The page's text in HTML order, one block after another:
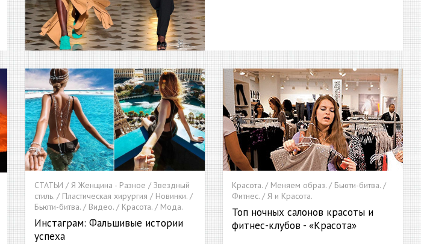
СТАТЬИ / Я Женщина - Разное / Звездный
стиль. / Пластическая хирургия / Новинки. /
Бьюти-битва. / Видео. / Красота. / Мода.
Инстаграм: Фальшивые истории
успеха
Красота. / Меняем образ. / Бьюти-битва. /
Фитнес. / Я и Красота.
Топ ночных салонов красоты и
фитнес-клубов - «Красота»